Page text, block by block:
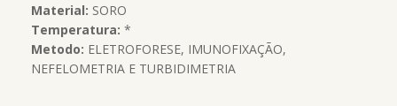
Material: SORO
Temperatura: *
Metodo: ELETROFORESE, IMUNOFIXAÇÃO,
NEFELOMETRIA E TURBIDIMETRIA